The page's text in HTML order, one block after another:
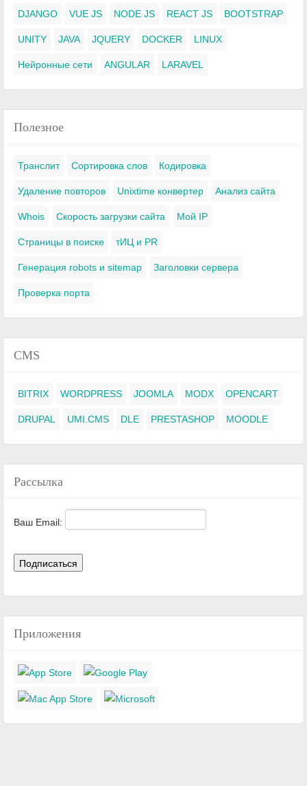
DJANGO VUE JS NODE JS REACT JS BOOTSTRAP
UNITY JAVA JQUERY DOCKER LINUX
Нейронные сети ANGULAR LARAVEL
Полезное
Транслит Сортировка слов Кодировка
Удаление повторов Unixtime конвертер Анализ сайта
Whois Скорость загрузки сайта Мой IP
Страницы в поиске тИЦ и PR
Генерация robots и sitemap Заголовки сервера
Проверка порта
CMS
BITRIX WORDPRESS JOOMLA MODX OPENCART
DRUPAL UMI.CMS DLE PRESTASHOP MOODLE
Рассылка
Ваш Email:
Приложения